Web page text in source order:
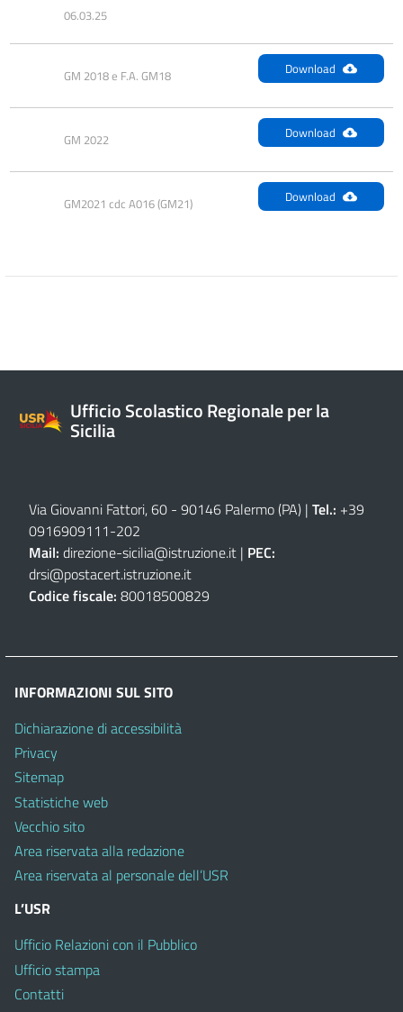
06.03.25
GM 2018 e F.A. GM18 Download
GM 2022 Download
GM2021 cdc A016 (GM21) Download
Ufficio Scolastico Regionale per la
Sicilia
Via Giovanni Fattori, 60 - 90146 Palermo (PA) | Tel.: +39
0916909111-202
Mail: direzione-sicilia@istruzione.it | PEC:
drsi@postacert.istruzione.it
Codice fiscale: 80018500829
INFORMAZIONI SUL SITO
Dichiarazione di accessibilità
Privacy
Sitemap
Statistiche web
Vecchio sito
Area riservata alla redazione
Area riservata al personale dell’USR
L’USR
Ufficio Relazioni con il Pubblico
Ufficio stampa
Contatti